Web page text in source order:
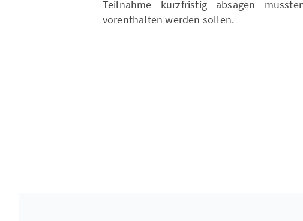
Teilnahme kurzfristig absagen
vorenthalten werden sollen.